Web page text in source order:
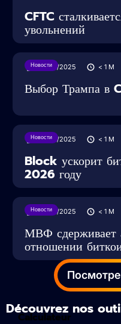
CFTC
увольнений
Новости
28/05/2025 < 1 M
Выбор Трампа в
Новости
28/05/2025 < 1 M
Block ускорит
2026 году
Новости
28/05/2025 < 1 M
МВФ сдерживает
отношении
Découvrez nos
Calculateur